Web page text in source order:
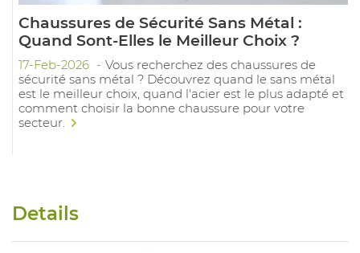
Chaussures de Sécurité Sans Métal :
Quand Sont-Elles le Meilleur Choix ?
17-Feb-2026
Vous recherchez des chaussures de
sécurité sans métal ? Découvrez quand le sans métal
est le meilleur choix, quand l'acier est le plus adapté et
comment choisir la bonne chaussure pour votre
secteur.
Details